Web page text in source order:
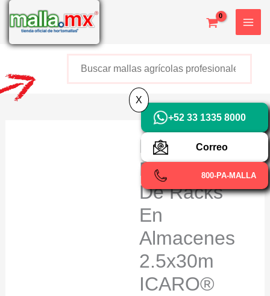
contenido
Red
Protección
De Racks
En
Almacenes
2.5x30m
ICARO®
X
+52 800 726 2552
+52 33 1335 8000
Correo
800-PA-MALLA
X